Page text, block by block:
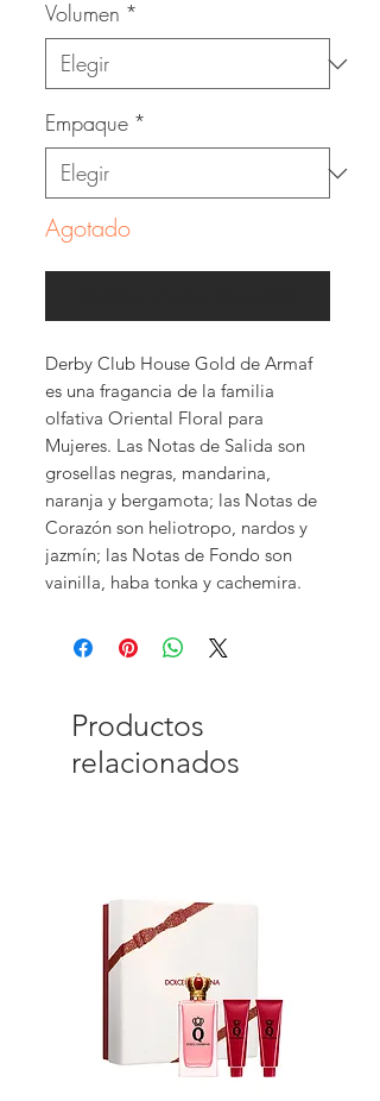
Volumen *
Empaque *
Agotado
Derby Club House Gold de Armaf
es una fragancia de la familia
olfativa Oriental Floral para
Mujeres. Las Notas de Salida son
grosellas negras, mandarina,
naranja y bergamota; las Notas de
Corazón son heliotropo, nardos y
jazmín; las Notas de Fondo son
vainilla, haba tonka y cachemira.
Productos
relacionados